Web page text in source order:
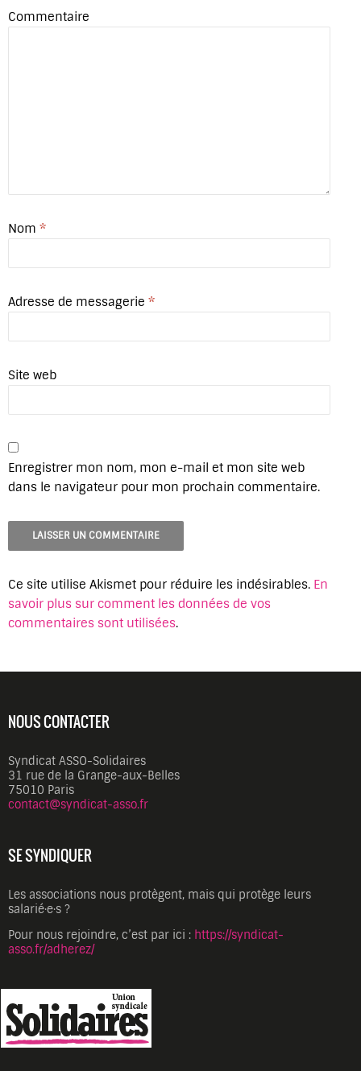
Commentaire
Nom *
Adresse de messagerie *
Site web
Enregistrer mon nom, mon e-mail et mon site web
dans le navigateur pour mon prochain commentaire.
Ce site utilise Akismet pour réduire les indésirables. En
savoir plus sur comment les données de vos
commentaires sont utilisées.
NOUS CONTACTER
Syndicat ASSO-Solidaires
31 rue de la Grange-aux-Belles
75010 Paris
contact@syndicat-asso.fr
SE SYNDIQUER
Les associations nous protègent, mais qui protège leurs
salarié·e·s ?
Pour nous rejoindre, c’est par ici : https://syndicat-
asso.fr/adherez/